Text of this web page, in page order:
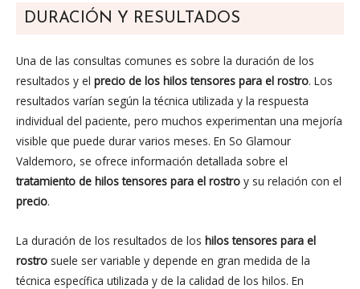
DURACIÓN Y RESULTADOS
Una de las consultas comunes es sobre la duración de los
resultados y el precio de los hilos tensores para el rostro. Los
resultados varían según la técnica utilizada y la respuesta
individual del paciente, pero muchos experimentan una mejoría
visible que puede durar varios meses. En So Glamour
Valdemoro, se ofrece información detallada sobre el
tratamiento de hilos tensores para el rostro y su relación con el
precio.
La duración de los resultados de los hilos tensores para el
rostro suele ser variable y depende en gran medida de la
técnica específica utilizada y de la calidad de los hilos. En